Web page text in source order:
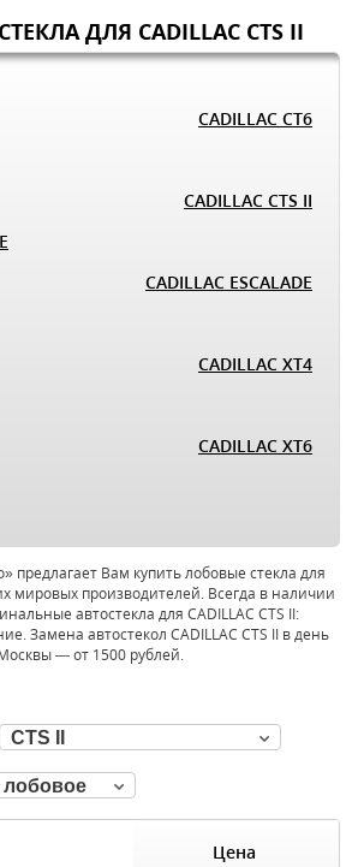
ДЛЯ CADILLAC CTS II
CADILLAC CT6
CADILLAC CTS II
CADILLAC ESCALADE
CADILLAC XT4
CADILLAC XT6
предлагает Вам купить лобовые стекла для
мировых производителей. Всегда в наличии
автостекла для CADILLAC CTS II:
Замена автостекол CADILLAC CTS II в день
— от 1500 рублей.
CTS II
лобовое
Цена